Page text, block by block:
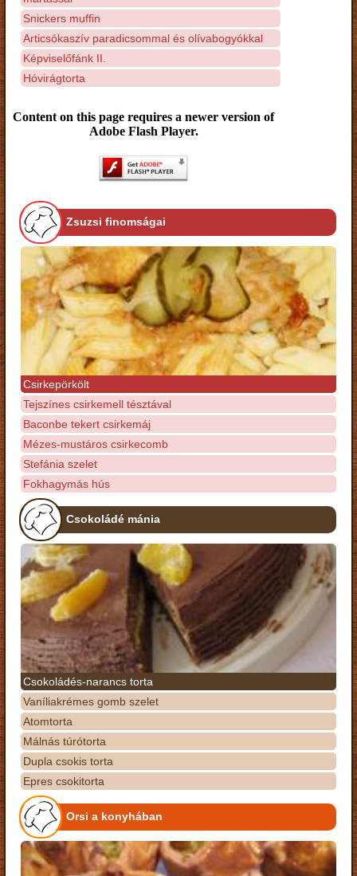
Snickers muffin
Articsókaszív paradicsommal és olívabogyókkal
Képviselőfánk II.
Hóvirágtorta
Content on this page requires a newer version of
Adobe Flash Player.
Zsuzsi finomságai
Csirkepörkölt
Tejszínes csirkemell tésztával
Baconbe tekert csirkemáj
Mézes-mustáros csirkecomb
Stefánia szelet
Fokhagymás hús
Csokoládé mánia
Csokoládés-narancs torta
Vaníliakrémes gomb szelet
Atomtorta
Málnás túrótorta
Dupla csokis torta
Epres csokitorta
Orsi a konyhában